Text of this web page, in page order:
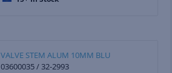
VALVE STEM ALUM 10MM BLU
03600035 / 32-2993